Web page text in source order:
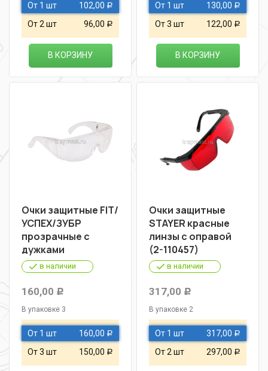
От 1 шт 102,00 Р
От 2 шт 96,00 Р
В КОРЗИНУ
От 1 шт 130,00 Р
От 3 шт 122,00 Р
В КОРЗИНУ
Очки защитные FIT/
УСПЕХ/ЗУБР
прозрачные с
дужками
в наличии
160,00 Р
В упаковке 3
От 1 шт 160,00 Р
От 3 шт 150,00 Р
Очки защитные
STAYER красные
линзы с оправой
(2-110457)
в наличии
317,00 Р
В упаковке 2
От 1 шт 317,00 Р
От 2 шт 297,00 Р